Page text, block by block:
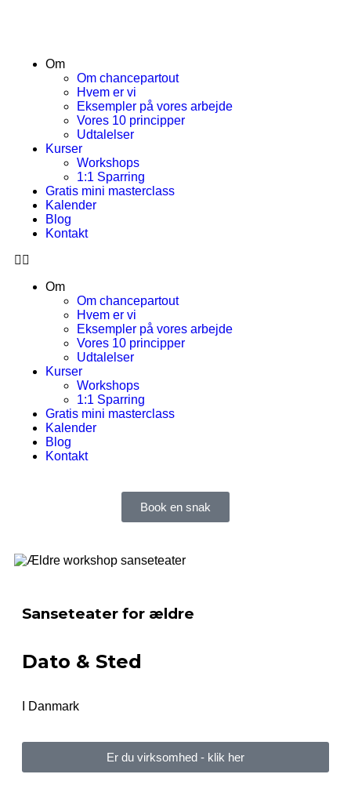
Om
Om chancepartout
Hvem er vi
Eksempler på vores arbejde
Vores 10 principper
Udtalelser
Kurser
Workshops
1:1 Sparring
Gratis mini masterclass
Kalender
Blog
Kontakt
Om
Om chancepartout
Hvem er vi
Eksempler på vores arbejde
Vores 10 principper
Udtalelser
Kurser
Workshops
1:1 Sparring
Gratis mini masterclass
Kalender
Blog
Kontakt
Book en snak
Sanseteater for ældre
Dato & Sted
I Danmark
Er du virksomhed - klik her